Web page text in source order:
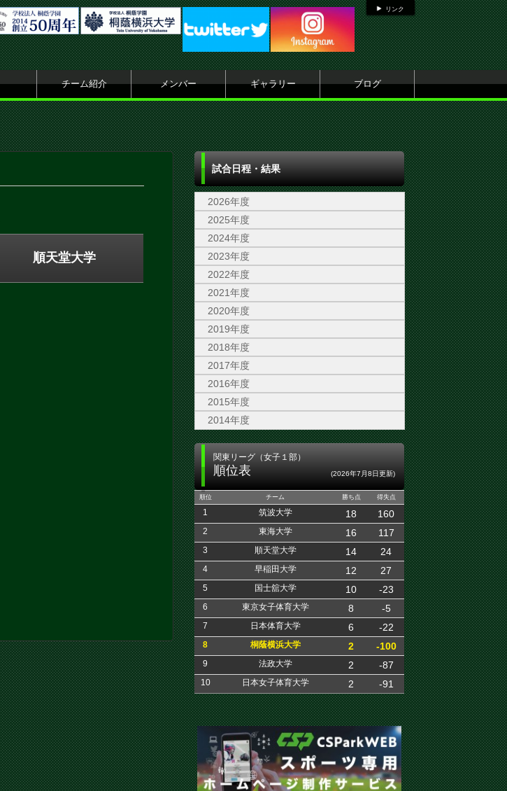
リンク
チーム紹介 メンバー ギャラリー ブログ
順天堂大学
試合日程・結果
2026年度
2025年度
2024年度
2023年度
2022年度
2021年度
2020年度
2019年度
2018年度
2017年度
2016年度
2015年度
2014年度
関東リーグ（女子１部）
順位表 (2026年7月8日更新)
順位 チーム 勝ち点 得失点
1 筑波大学 18 160
2 東海大学 16 117
3 順天堂大学 14 24
4 早稲田大学 12 27
5 国士舘大学 10 -23
6 東京女子体育大学 8 -5
7 日本体育大学 6 -22
8 桐蔭横浜大学 2 -100
9 法政大学 2 -87
10 日本女子体育大学 2 -91